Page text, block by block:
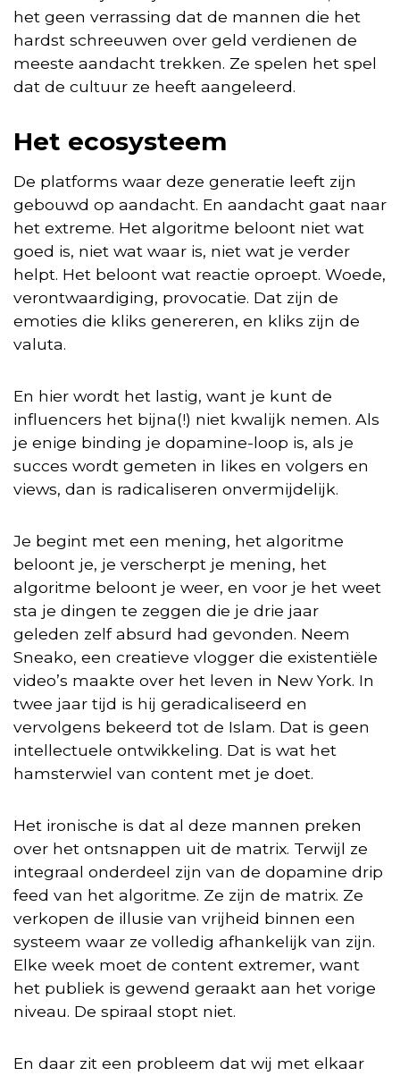
het geen verrassing dat de mannen die het
hardst schreeuwen over geld verdienen de
meeste aandacht trekken. Ze spelen het spel
dat de cultuur ze heeft aangeleerd.
Het ecosysteem
De platforms waar deze generatie leeft zijn
gebouwd op aandacht. En aandacht gaat naar
het extreme. Het algoritme beloont niet wat
goed is, niet wat waar is, niet wat je verder
helpt. Het beloont wat reactie oproept. Woede,
verontwaardiging, provocatie. Dat zijn de
emoties die kliks genereren, en kliks zijn de
valuta.
En hier wordt het lastig, want je kunt de
influencers het bijna(!) niet kwalijk nemen. Als
je enige binding je dopamine-loop is, als je
succes wordt gemeten in likes en volgers en
views, dan is radicaliseren onvermijdelijk.
Je begint met een mening, het algoritme
beloont je, je verscherpt je mening, het
algoritme beloont je weer, en voor je het weet
sta je dingen te zeggen die je drie jaar
geleden zelf absurd had gevonden. Neem
Sneako, een creatieve vlogger die existentiële
video’s maakte over het leven in New York. In
twee jaar tijd is hij geradicaliseerd en
vervolgens bekeerd tot de Islam. Dat is geen
intellectuele ontwikkeling. Dat is wat het
hamsterwiel van content met je doet.
Het ironische is dat al deze mannen preken
over het ontsnappen uit de matrix. Terwijl ze
integraal onderdeel zijn van de dopamine drip
feed van het algoritme. Ze zijn de matrix. Ze
verkopen de illusie van vrijheid binnen een
systeem waar ze volledig afhankelijk van zijn.
Elke week moet de content extremer, want
het publiek is gewend geraakt aan het vorige
niveau. De spiraal stopt niet.
En daar zit een probleem dat wij met elkaar